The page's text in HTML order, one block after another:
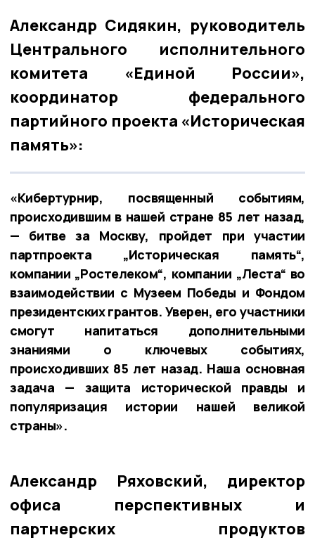
Александр Сидякин, руководитель
Центрального исполнительного
комитета «Единой России»,
координатор федерального
партийного проекта «Историческая
память»:
«Кибертурнир, посвященный событиям,
происходившим в нашей стране 85 лет назад,
— битве за Москву, пройдет при участии
партпроекта „Историческая память“,
компании „Ростелеком“, компании „Леста“ во
взаимодействии с Музеем Победы и Фондом
президентских грантов. Уверен, его участники
смогут напитаться дополнительными
знаниями о ключевых событиях,
происходивших 85 лет назад. Наша основная
задача — защита исторической правды и
популяризация истории нашей великой
страны».
Александр Ряховский, директор
офиса перспективных и
партнерских продуктов